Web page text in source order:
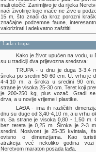
mali otočić. Zanimljivo je da rijeka
naći životinje koje inače ne žive u
15 m, što znači da kroz porozni
značajne podzemne faune,
valorizirati i adekvatno zaštititi.
Lađa i trupa
Kako je život upućen na vodu, u
su u tradiciji dva prijevozna sredstva:
TRUPA - u dnu je duga 3-3,4
široka po sredini 50-60 cm. U. vrhu je
4-4,10 m, a široka u sredini 90
strane je visoka 25-30 cm. Teret koji
je 200-250 kg, plus vozač. Gradi
drva, a u novije vrijeme i plastike.
LAĐA - ima ih različitih
dnu su duge od 3,40-4,10 m, a u vrhu
m. Sa strane je visoka 0,80 - 1,50 m.
bez tereta je 0,25 m. Široka je 2-3
sredini. Nosivost je 25-35 kvintala,
ovisno o dimenzijama. Kao
atrakcija već nekoliko godina
Neretvom maraton posada lađa.